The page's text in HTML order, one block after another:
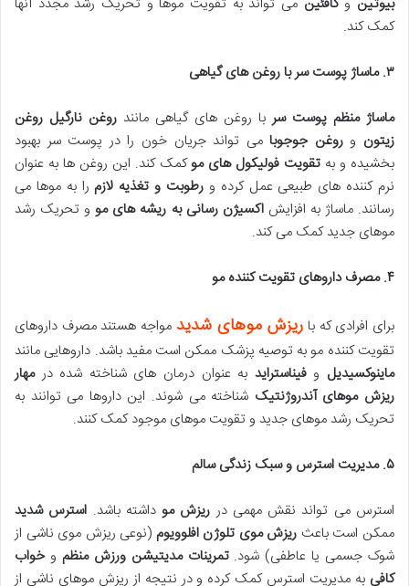
کمک کند.
۳.ماساژ پوست سر با روغن های گیاهی
ماساژ منظم پوست سربا روغن های گیاهی مانند روغن نارگیل روغن
زیتون وروغن جوجوبامی تواند جریان خون را در پوست سر بهبود
بخشیده و به تقویت فولیکول های موکمک کند. این روغن ها به عنوان
نرم کننده های طبیعی عمل کرده و رطوبت و تغذیه لازم را به موها می
رسانند. ماساژ به افزایشاکسیژن رسانی به ریشه های موو تحریک رشد
موهای جدید کمک می کند.
۴.مصرف داروهای تقویت کننده مو
برای افرادی که با ریزش موهای شدید مواجه هستند مصرف داروهای
تقویت کننده مو به توصیه پزشک ممکن است مفید باشد. داروهایی مانند
ماینوکسیدیل وفیناستراید به عنوان درمان های شناخته شده درمهار
ریزش موهای آندروژنتیک شناخته می شوند. این داروها می توانند به
تحریک رشد موهای جدید و تقویت موهای موجود کمک کنند.
۵.مدیریت استرس و سبک زندگی سالم
استرس می تواند نقش مهمی در ریزش موداشته باشد. استرس شدید
ممکن است باعث ریزش موی تلوژن افلوویوم (نوعی ریزش موی ناشی از
شوک جسمی یا عاطفی) شود.تمرینات مدیتیشن ورزش منظم وخواب
کافی به مدیریت استرس کمک کرده و در نتیجه از ریزش موهای ناشی از